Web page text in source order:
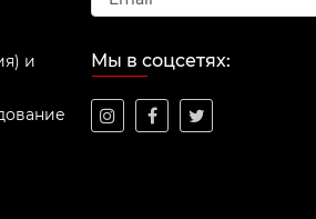
и
Мы в соцсетях: